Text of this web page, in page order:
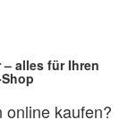
alles für Ihren
online kaufen?